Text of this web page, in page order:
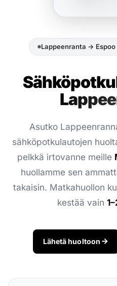
Lappeenranta →
Asutko
sähköpotkulautojen
pelkkä irtovanne meille
huollamme sen
takaisin. Matkahuollon
kestää vain
Lähetä huoltoon